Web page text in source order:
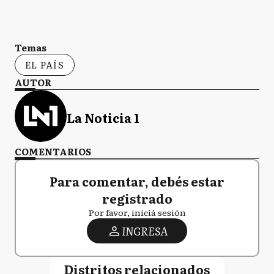
Temas
EL PAÍS
AUTOR
La Noticia 1
COMENTARIOS
Para comentar, debés estar
registrado
Por favor, iniciá sesión
INGRESA
Distritos relacionados